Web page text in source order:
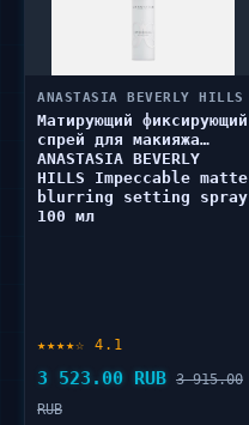
ANASTASIA BEVERLY HILLS
Матирующий фиксирующий
спрей для макияжа
ANASTASIA BEVERLY
HILLS Impeccable matte
blurring setting spray
100 мл
★★★★☆ 4.1
3 523.00 RUB 3 915.00
RUB